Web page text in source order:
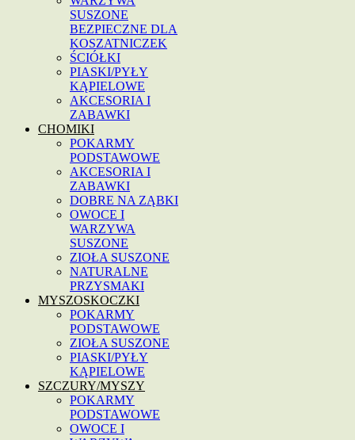
SUSZONE
BEZPIECZNE DLA
KOSZATNICZEK
ŚCIÓŁKI
PIASKI/PYŁY
KĄPIELOWE
AKCESORIA I
ZABAWKI
CHOMIKI
POKARMY
PODSTAWOWE
AKCESORIA I
ZABAWKI
DOBRE NA ZĄBKI
OWOCE I
WARZYWA
SUSZONE
ZIOŁA SUSZONE
NATURALNE
PRZYSMAKI
MYSZOSKOCZKI
POKARMY
PODSTAWOWE
ZIOŁA SUSZONE
PIASKI/PYŁY
KĄPIELOWE
SZCZURY/MYSZY
POKARMY
PODSTAWOWE
OWOCE I